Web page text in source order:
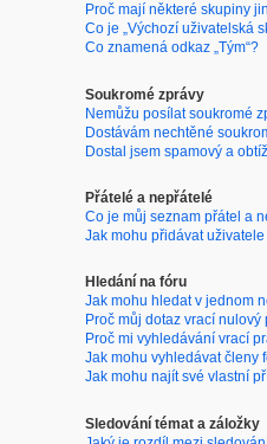
Proč mají některé skupiny
Co je „Výchozí uživatelská
Co znamená odkaz „Tým“?
Soukromé zprávy
Nemůžu posílat soukromé
Dostávám nechtěné
Dostal jsem spamový a
Přátelé a nepřátelé
Co je můj seznam přátel a
Jak mohu přidávat
Hledání na fóru
Jak mohu hledat v jednom
Proč můj dotaz vrací nulový
Proč mi vyhledávání vrací
Jak mohu vyhledávat členy
Jak mohu najít své vlastní
Sledování témat a záložky